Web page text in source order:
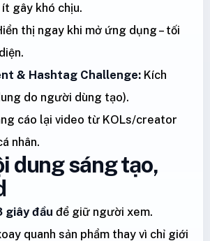
gây khó chịu.
thị ngay khi mở ứng dụng – tối
& Hashtag Challenge: Kích
do người dùng tạo).
cáo lại video từ KOLs/creator
nhân.
dung sáng tạo,
giây đầu để giữ người xem.
quanh sản phẩm thay vì chỉ giới